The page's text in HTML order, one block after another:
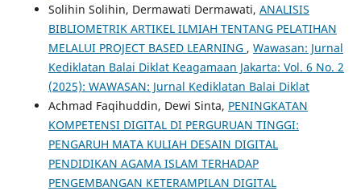
Solihin Solihin, Dermawati Dermawati, ANALISIS
BIBLIOMETRIK ARTIKEL ILMIAH TENTANG PELATIHAN
MELALUI PROJECT BASED LEARNING , Wawasan: Jurnal
Kediklatan Balai Diklat Keagamaan Jakarta: Vol. 6 No. 2
(2025): WAWASAN: Jurnal Kediklatan Balai Diklat
Achmad Faqihuddin, Dewi Sinta, PENINGKATAN
KOMPETENSI DIGITAL DI PERGURUAN TINGGI:
PENGARUH MATA KULIAH DESAIN DIGITAL
PENDIDIKAN AGAMA ISLAM TERHADAP
PENGEMBANGAN KETERAMPILAN DIGITAL